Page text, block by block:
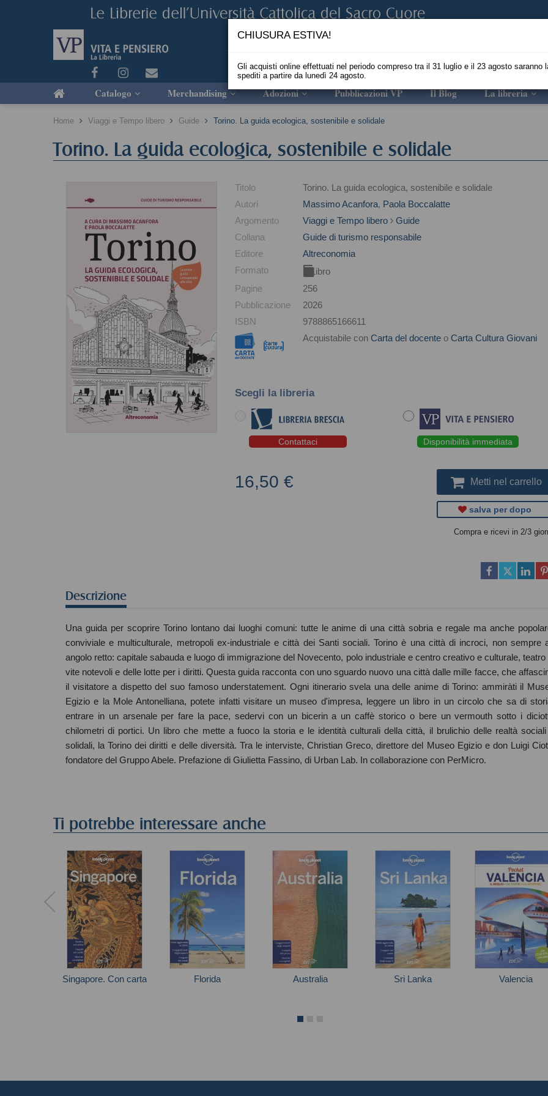
Catalogo Merchandising Adozioni Pubblicazioni VP Il Blog La libreria
Home Viaggi e Tempo libero Guide Torino. La guida ecologica, sostenibile e solidale
Torino. La guida ecologica, sostenibile e solidale
Titolo
Torino. La guida ecologica, sostenibile e solidale
Autori
Massimo Acanfora, Paola Boccalatte
Argomento
Viaggi e Tempo libero
Guide
Collana
Guide di turismo responsabile
Editore
Altreconomia
Formato
Libro
Pagine
256
Pubblicazione
2026
ISBN
9788865166611
Acquistabile con Carta del docente o Carta Cultura Giovani
Scegli la libreria
Contattaci Disponibilità immediata
16,50 € Metti nel carrello
salva per dopo
Compra e ricevi in 2/3
Descrizione
Una guida per scoprire Torino lontano dai luoghi comuni: tutte le anime di una città sobria e regale ma anche
conviviale e multiculturale, metropoli ex-industriale e città dei Santi sociali. Torino è una città di incroci, non sempre
angolo retto: capitale sabauda e luogo di immigrazione del Novecento, polo industriale e centro creativo e culturale, teatro
vite notevoli e delle lotte per i diritti. Questa guida racconta con uno sguardo nuovo una città dalle mille facce, che
il visitatore a dispetto del suo famoso understatement. Ogni itinerario svela una delle anime di Torino: ammiràti il
Egizio e la Mole Antonelliana, potete infatti visitare un museo d'impresa, leggere un libro in un circolo che sa di
entrare in un arsenale per fare la pace, sedervi con un bicerin a un caffè storico o bere un vermouth sotto i
chilometri di portici. Un libro che mette a fuoco la storia e le identità culturali della città, il brulichio delle realtà
solidali, la Torino dei diritti e delle diversità. Tra le interviste, Christian Greco, direttore del Museo Egizio e don Luigi
fondatore del Gruppo Abele. Prefazione di Giulietta Fassino, di Urban Lab. In collaborazione con PerMicro.
Ti potrebbe interessare anche
Singapore. Con carta Florida Australia Sri Lanka Valencia
CHIUSURA ESTIVA!
Gli acquisti online effettuati nel periodo compreso tra il 31 luglio e il 23 agosto saranno
spediti a partire da lunedì 24 agosto.